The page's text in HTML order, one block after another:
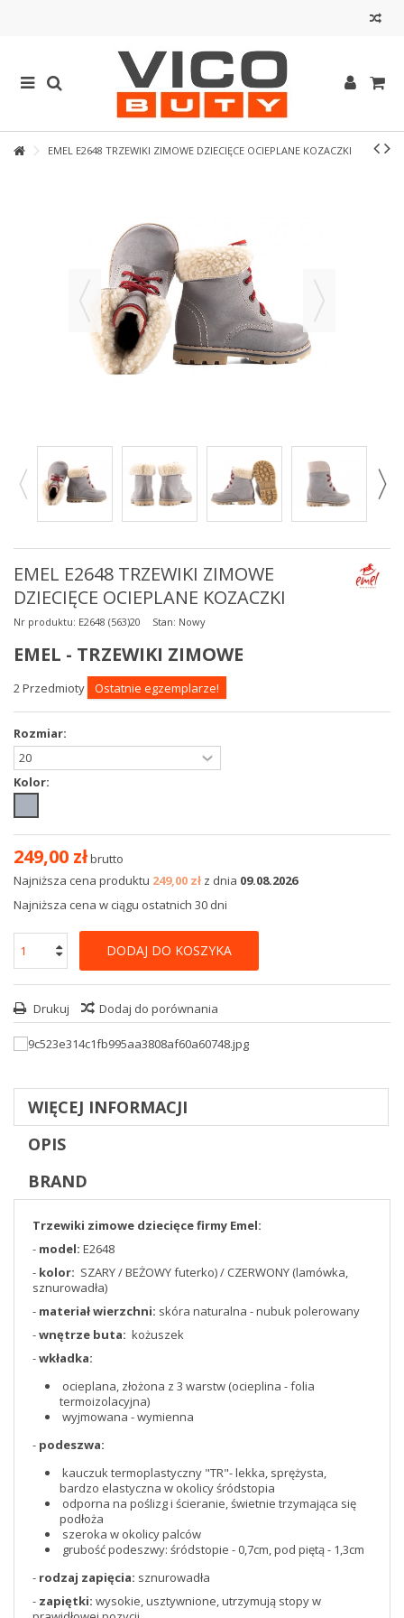
EMEL E2648 TRZEWIKI ZIMOWE DZIECIĘCE OCIEPLANE KOZACZKI
EMEL E2648 TRZEWIKI ZIMOWE
DZIECIĘCE OCIEPLANE KOZACZKI
Nr produktu: E2648 (563)20 Stan: Nowy
EMEL - TRZEWIKI ZIMOWE
2Przedmioty Ostatnie egzemplarze!
Rozmiar:
Kolor:
249,00 złbrutto
Najniższa cena produktu 249,00 zł z dnia 09.08.2026
Najniższa cena w ciągu ostatnich 30 dni
DODAJ DO KOSZYKA
Drukuj Dodaj do porównania
WIĘCEJ INFORMACJI
OPIS
BRAND
Trzewiki zimowe dziecięce firmy Emel:
- model: E2648
- kolor: SZARY / BEŻOWY futerko) / CZERWONY (lamówka,
sznurowadła)
- materiał wierzchni: skóra naturalna - nubuk polerowany
-wnętrze buta: kożuszek
-wkładka:
ocieplana, złożona z 3 warstw (ocieplina - folia
termoizolacyjna)
wyjmowana - wymienna
- podeszwa:
kauczuk termoplastyczny "TR"- lekka, sprężysta,
bardzo elastyczna w okolicy śródstopia
odporna na poślizg i ścieranie, świetnie trzymająca się
podłoża
szeroka w okolicy palców
grubość podeszwy: śródstopie - 0,7cm, pod piętą - 1,3cm
- rodzaj zapięcia: sznurowadła
- zapiętki: wysokie, usztywnione, utrzymują stopy w